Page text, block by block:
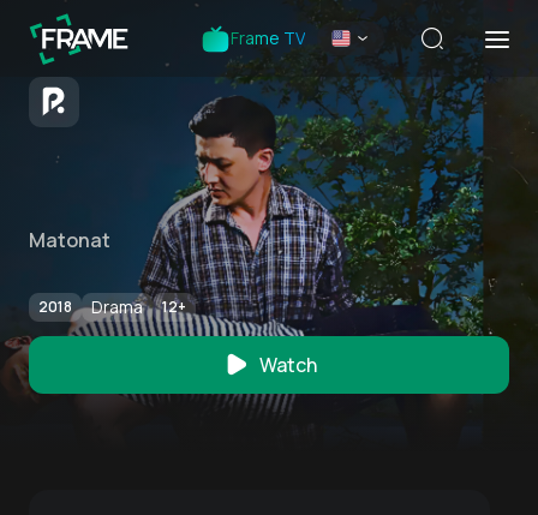
Frame TV
Matonat
2018 Drama 12+
Watch